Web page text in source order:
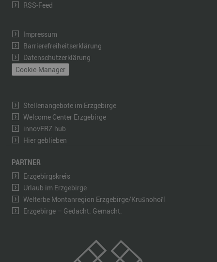
RSS-Feed
Impressum
Barrierefreiheitserklärung
Datenschutzerklärung
Cookie-Manager
Stellenangebote im Erzgebirge
Welcome Center Erzgebirge
innovERZ.hub
Hier geblieben
PARTNER
Erzgebirgskreis
Urlaub im Erzgebirge
Welterbe Montanregion Erzgebirge/Krušnohoří
Erzgebirge – Gedacht. Gemacht.